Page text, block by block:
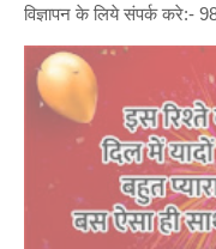
विज्ञापन के लिये संपर्क करे:-